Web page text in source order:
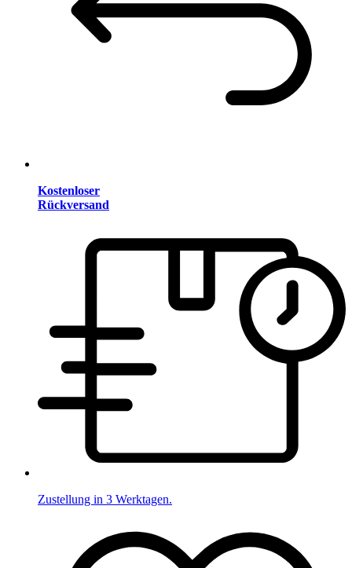
Kostenloser
Rückversand
Zustellung in 3 Werktagen.